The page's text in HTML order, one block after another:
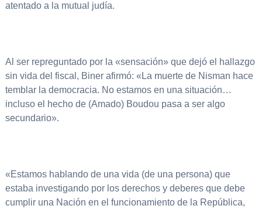
atentado a la mutual judía.
Al ser repreguntado por la «sensación» que dejó el hallazgo
sin vida del fiscal, Biner afirmó: «La muerte de Nisman hace
temblar la democracia. No estamos en una situación…
incluso el hecho de (Amado) Boudou pasa a ser algo
secundario».
«Estamos hablando de una vida (de una persona) que
estaba investigando por los derechos y deberes que debe
cumplir una Nación en el funcionamiento de la República,